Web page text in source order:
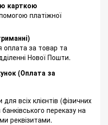
карткою
платіжної
оплата за товар та
Нової Пошти.
(Оплата за
всіх клієнтів (фізичних
переказу на
реквізитами.